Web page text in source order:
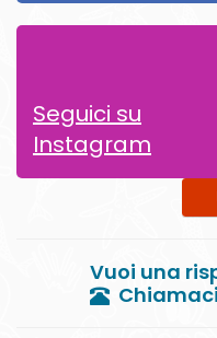
Seguici su
Instagram
Vuoi una